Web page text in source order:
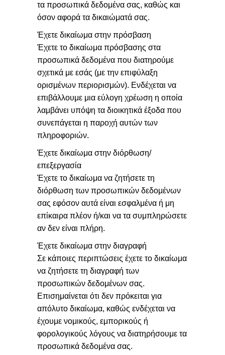
τα προσωπικά δεδομένα σας, καθώς και
όσον αφορά τα δικαιώματά σας.
Έχετε δικαίωμα στην πρόσβαση
Έχετε το δικαίωμα πρόσβασης στα
προσωπικά δεδομένα που διατηρούμε
σχετικά με εσάς (με την επιφύλαξη
ορισμένων περιορισμών). Ενδέχεται να
επιβάλλουμε μια εύλογη χρέωση η οποία
λαμβάνει υπόψη τα διοικητικά έξοδα που
συνεπάγεται η παροχή αυτών των
πληροφοριών.
Έχετε δικαίωμα στην διόρθωση/
επεξεργασία
Έχετε το δικαίωμα να ζητήσετε τη
διόρθωση των προσωπικών δεδομένων
σας εφόσον αυτά είναι εσφαλμένα ή μη
επίκαιρα πλέον ή/και να τα συμπληρώσετε
αν δεν είναι πλήρη.
Έχετε δικαίωμα στην διαγραφή
Σε κάποιες περιπτώσεις έχετε το δικαίωμα
να ζητήσετε τη διαγραφή των
προσωπικών δεδομένων σας.
Επισημαίνεται ότι δεν πρόκειται για
απόλυτο δικαίωμα, καθώς ενδέχεται να
έχουμε νομικούς, εμπορικούς ή
φορολογικούς λόγους να διατηρήσουμε τα
προσωπικά δεδομένα σας.